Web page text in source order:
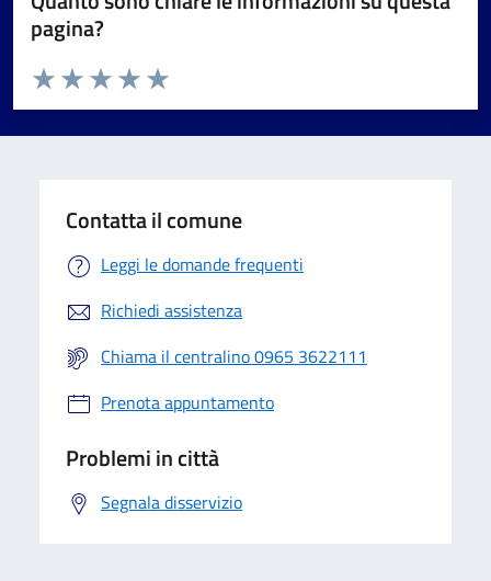
pagina?
Valuta da 1 a 5 stelle la pagina
Valuta 5 stelle su 5
Valuta 4 stelle su 5
Valuta 3 stelle su 5
Valuta 2 stelle su 5
Valuta 1 stelle su 5
Contatta il comune
Leggi le domande frequenti
Richiedi assistenza
Chiama il centralino 0965 3622111
Prenota appuntamento
Problemi in città
Segnala disservizio